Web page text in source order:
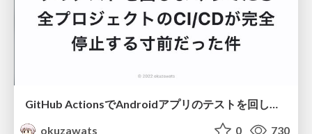
GitHub ActionsでAndroidアプリのテストを回しまくってたら全プロジェクトのCI/CDが完全停止する寸前だった件
okuzawats
0 730